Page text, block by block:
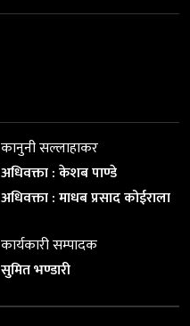
कानुनी सल्लाहाकर
अधिवक्ता : केशब पाण्डे
अधिवक्ता : माधब प्रसाद कोईराला
कार्यकारी सम्पादक
सुमित भण्डारी